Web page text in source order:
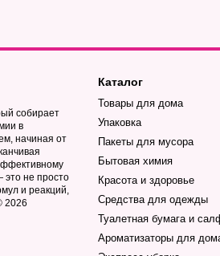
собирает
в
начиная от
не просто
и реакций,
2026
Каталог
Товары для дома
Упаковка
Пакеты для мусора
Бытовая химия
Красота и здоровье
Средства для одежды
Туалетная бумага и
Ароматизаторы для